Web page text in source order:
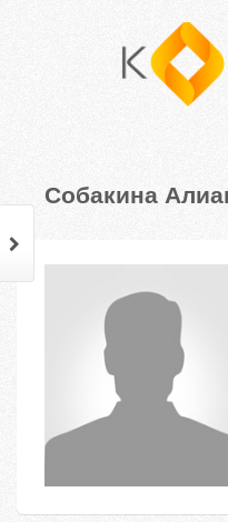
Собакина